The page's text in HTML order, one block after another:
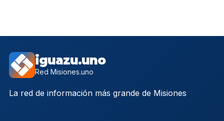
iguazu.uno
Red Misiones.uno
La red de información más grande de Misiones